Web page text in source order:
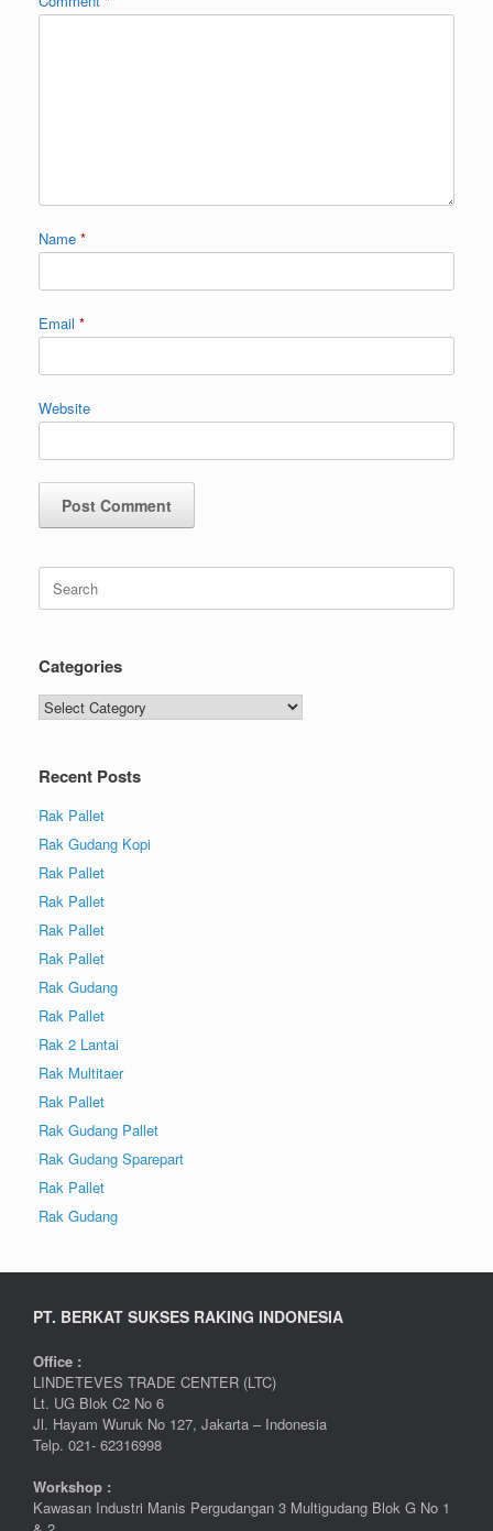
Name *
Email *
Website
Categories
Recent Posts
Rak Pallet
Rak Gudang Kopi
Rak Pallet
Rak Pallet
Rak Pallet
Rak Pallet
Rak Gudang
Rak Pallet
Rak 2 Lantai
Rak Multitaer
Rak Pallet
Rak Gudang Pallet
Rak Gudang Sparepart
Rak Pallet
Rak Gudang
PT. BERKAT SUKSES RAKING INDONESIA
Office :
LINDETEVES TRADE CENTER (LTC)
Lt. UG Blok C2 No 6
Jl. Hayam Wuruk No 127, Jakarta – Indonesia
Telp. 021- 62316998
Workshop :
Kawasan Industri Manis Pergudangan 3 Multigudang Blok G No 1